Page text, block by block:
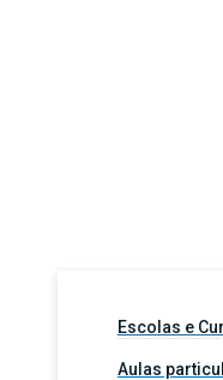
Escolas e
Aulas